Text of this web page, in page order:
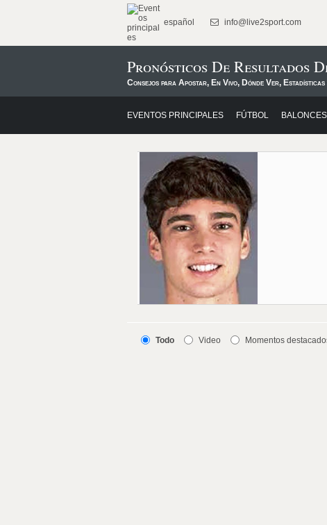
español info@live2sport.com
Pronósticos De Resultados
Consejos para Apostar, En Vivo, Dónde Ver, Estadísticas
EVENTOS PRINCIPALES FÚTBOL
Todo Video Momentos